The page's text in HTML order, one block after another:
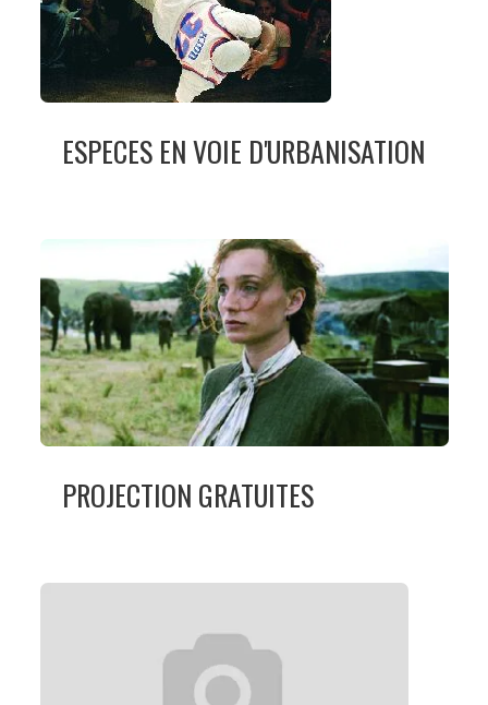
ESPECES EN VOIE D'URBANISATION
PROJECTION GRATUITES